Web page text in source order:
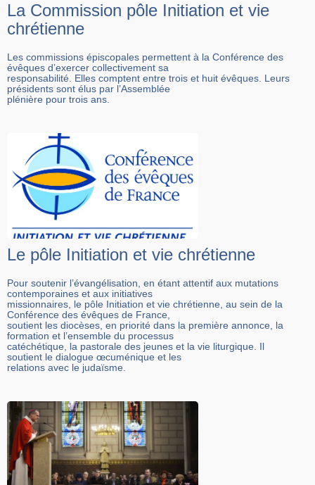
La Commission pôle Initiation et vie
chrétienne
Les commissions épiscopales permettent à la Conférence des
évêques d’exercer collectivement sa
responsabilité. Elles comptent entre trois et huit évêques. Leurs
présidents sont élus par l’Assemblée
plénière pour trois ans.
Le pôle Initiation et vie chrétienne
Pour soutenir l’évangélisation, en étant attentif aux mutations
contemporaines et aux initiatives
missionnaires, le pôle Initiation et vie chrétienne, au sein de la
Conférence des évêques de France,
soutient les diocèses, en priorité dans la première annonce, la
formation et l’ensemble du processus
catéchétique, la pastorale des jeunes et la vie liturgique. Il
soutient le dialogue œcuménique et les
relations avec le judaïsme.